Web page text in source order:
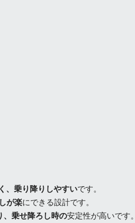
、乗り降りしやすいです。
が楽にできる設計です。
、乗せ降ろし時の安定性が高いです。